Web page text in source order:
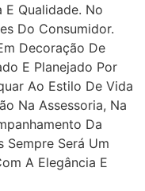
Qualidade. No
Do Consumidor.
Decoração De
E Planejado Por
Ao Estilo De Vida
Na Assessoria, Na
Da
Sempre Será Um
A Elegância E